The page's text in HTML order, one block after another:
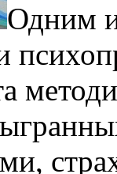
Одним